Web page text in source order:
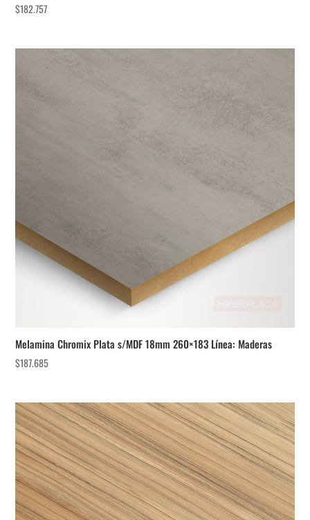
$182.757
Melamina Chromix Plata s/MDF 18mm 260×183 Línea: Maderas
$187.685